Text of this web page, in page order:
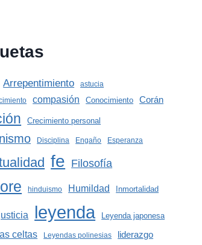
Arrepentimiento
astucia
compasión Conocimiento Corán
Crecimiento personal
Disciplina Engaño Esperanza
fe Filosofía
hinduismo Humildad Inmortalidad
leyenda Leyenda japonesa
celtas Leyendas polinesias liderazgo